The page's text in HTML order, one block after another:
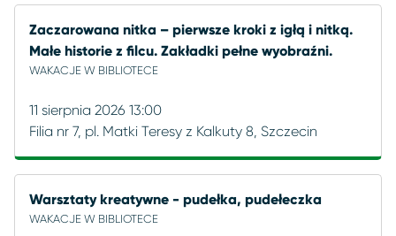
Zaczarowana nitka – pierwsze kroki z igłą i nitką.
Małe historie z filcu. Zakładki pełne wyobraźni.
WAKACJE W BIBLIOTECE
11 sierpnia 2026 13:00
Filia nr 7, pl. Matki Teresy z Kalkuty 8, Szczecin
Warsztaty kreatywne - pudełka, pudełeczka
WAKACJE W BIBLIOTECE